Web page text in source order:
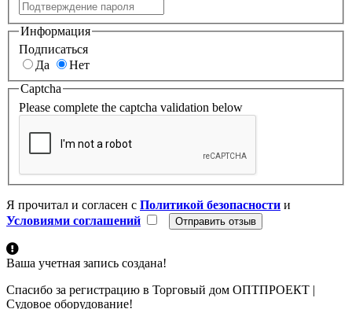
Информация
Подписаться
Да
Нет
Captcha
Please complete the captcha validation below
Я прочитал и согласен с Политикой безопасности и
Условиями соглашений
Ваша учетная запись создана!
Спасибо за регистрацию в Торговый дом ОПТПРОЕКТ |
Судовое оборудование!